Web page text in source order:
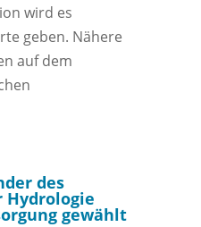
wird es
geben. Nähere
auf dem
des
Hydrologie
gewählt